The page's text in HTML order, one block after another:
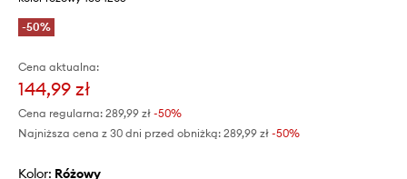
-50%
Cena aktualna:
144,99 zł
Cena regularna: 289,99 zł -50%
Najniższa cena z 30 dni przed obniżką: 289,99 zł -50%
Kolor: różowy